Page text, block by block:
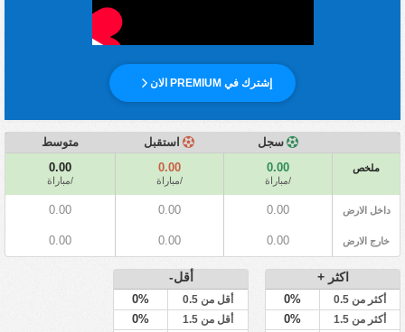
إشترك في PREMIUM الان
سجل استقبل متوسط
ملخص 0.00
/مباراة
0.00
/مباراة
0.00
/مباراة
داخل الارض 0.00
0.00
0.00
خارج الارض 0.00
0.00
0.00
اكثر +
أكثر من 0.5 0%
أكثر من 1.5 0%
أقل-
أقل من 0.5 0%
أقل من 1.5 0%